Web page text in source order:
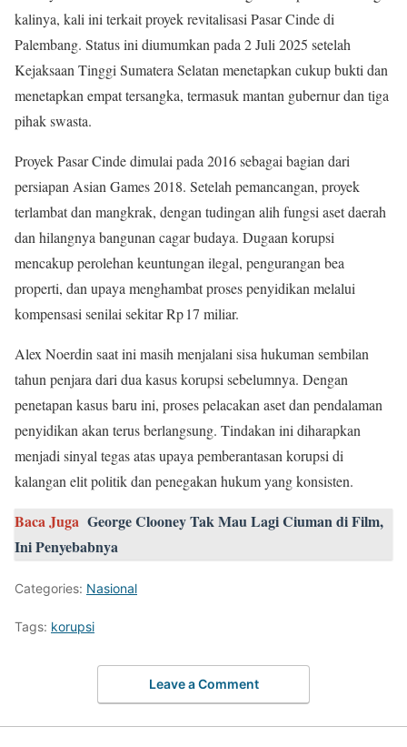
kalinya, kali ini terkait proyek revitalisasi Pasar Cinde di
Palembang. Status ini diumumkan pada 2 Juli 2025 setelah
Kejaksaan Tinggi Sumatera Selatan menetapkan cukup bukti dan
menetapkan empat tersangka, termasuk mantan gubernur dan tiga
pihak swasta.
Proyek Pasar Cinde dimulai pada 2016 sebagai bagian dari
persiapan Asian Games 2018. Setelah pemancangan, proyek
terlambat dan mangkrak, dengan tudingan alih fungsi aset daerah
dan hilangnya bangunan cagar budaya. Dugaan korupsi
mencakup perolehan keuntungan ilegal, pengurangan bea
properti, dan upaya menghambat proses penyidikan melalui
kompensasi senilai sekitar Rp 17 miliar.
Alex Noerdin saat ini masih menjalani sisa hukuman sembilan
tahun penjara dari dua kasus korupsi sebelumnya. Dengan
penetapan kasus baru ini, proses pelacakan aset dan pendalaman
penyidikan akan terus berlangsung. Tindakan ini diharapkan
menjadi sinyal tegas atas upaya pemberantasan korupsi di
kalangan elit politik dan penegakan hukum yang konsisten.
Baca Juga George Clooney Tak Mau Lagi Ciuman di Film,
Ini Penyebabnya
Categories: Nasional
Tags: korupsi
Leave a Comment